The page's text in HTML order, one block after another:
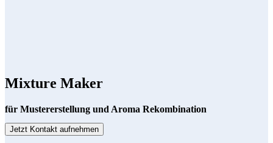
Mixture Maker
für Mustererstellung und Aroma Rekombination
Jetzt Kontakt aufnehmen